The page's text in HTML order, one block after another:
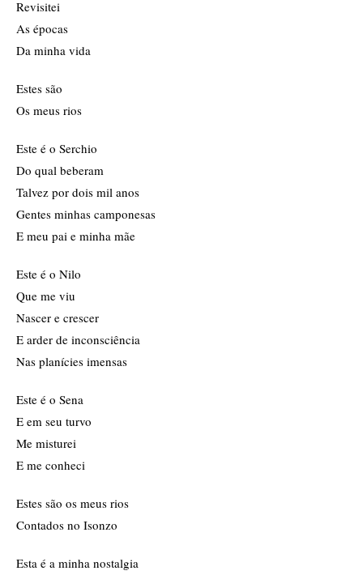
Revisitei
As épocas
Da minha vida
Estes são
Os meus rios
Este é o Serchio
Do qual beberam
Talvez por dois mil anos
Gentes minhas camponesas
E meu pai e minha mãe
Este é o Nilo
Que me viu
Nascer e crescer
E arder de inconsciência
Nas planícies imensas
Este é o Sena
E em seu turvo
Me misturei
E me conheci
Estes são os meus rios
Contados no Isonzo
Esta é a minha nostalgia